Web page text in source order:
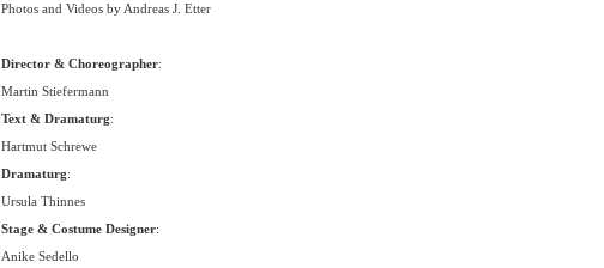
Photos and Videos by Andreas J. Etter
Director & Choreographer:
Martin Stiefermann
Text & Dramaturg:
Hartmut Schrewe
Dramaturg:
Ursula Thinnes
Stage & Costume Designer:
Anike Sedello